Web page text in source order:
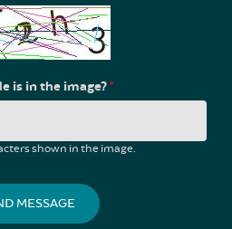
is in the image?*
shown in the image.